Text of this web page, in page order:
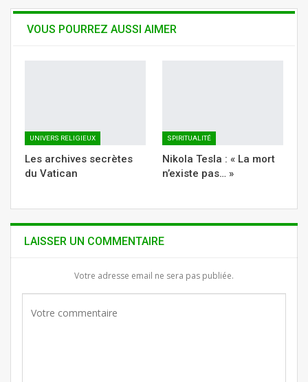
VOUS POURREZ AUSSI AIMER
UNIVERS RELIGIEUX
Les archives secrètes
du Vatican
SPIRITUALITÉ
Nikola Tesla : « La mort
n’existe pas… »
LAISSER UN COMMENTAIRE
Votre adresse email ne sera pas publiée.